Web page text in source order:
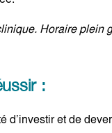
Horaire plein
:
d’investir et de